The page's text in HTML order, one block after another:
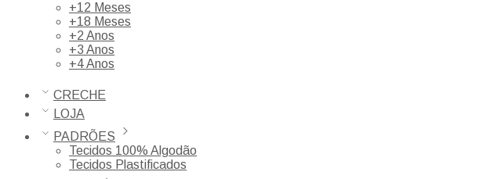
+12 Meses
+18 Meses
+2 Anos
+3 Anos
+4 Anos
CRECHE
LOJA
PADRÕES
Tecidos 100% Algodão
Tecidos Plastificados